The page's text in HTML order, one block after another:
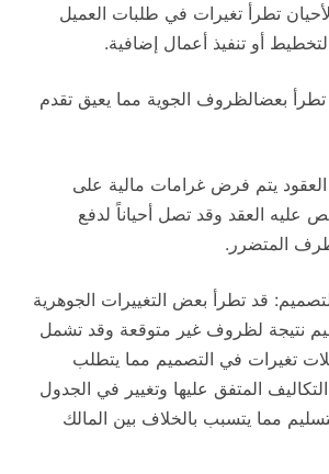
تطرأ تغيرات في طلبات العميل
أو تنفيذ أعمال إضافية.
بعضالظروف الجوية مما يعيق تقدم
العقود يتم فرض غرامات مالية على
عليه العقد وقد تصل أحياناً لدفع
المتضرر.
قد تطرأ بعض التغييرات الجوهرية
نتيجة لظروف غير متوقعة وقد تشمل
تغيرات في التصميم مما يتطلب
المتفق عليها وتغيير في الجدول
مما يتسبب بالخلاف بين المالك